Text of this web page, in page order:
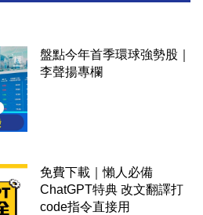
盤點今年首季環球強勢股｜
李聲揚專欄
免費下載｜懶人必備
ChatGPT特典 改文翻譯打
code指令直接用